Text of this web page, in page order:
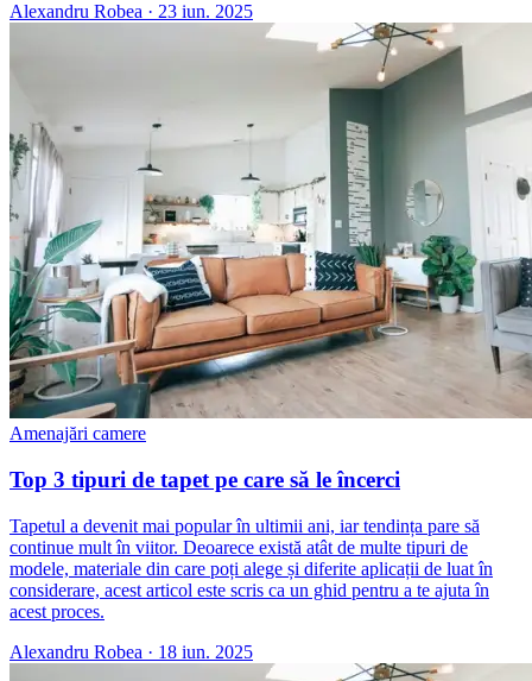
Alexandru Robea · 23 iun. 2025
Amenajări camere
Top 3 tipuri de tapet pe care să le încerci
Tapetul a devenit mai popular în ultimii ani, iar tendința pare să
continue mult în viitor. Deoarece există atât de multe tipuri de
modele, materiale din care poți alege și diferite aplicații de luat în
considerare, acest articol este scris ca un ghid pentru a te ajuta în
acest proces.
Alexandru Robea · 18 iun. 2025